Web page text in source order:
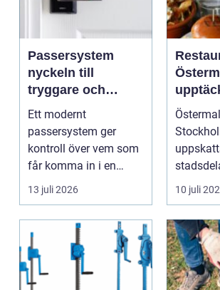
Passersystem
nyckeln till
tryggare och
smidigare tillträde
Ett modernt
passersystem ger
kontroll över vem som
får komma in i en
byggnad, när de får
komma in oc...
13 juli 2026
en av
mest
10 juli